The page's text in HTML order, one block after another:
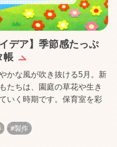
デア】季節感たっぷ
帳
かな風が吹き抜ける5月。新
たちは、園庭の草花や生き
いく時期です。保育室を彩
製作